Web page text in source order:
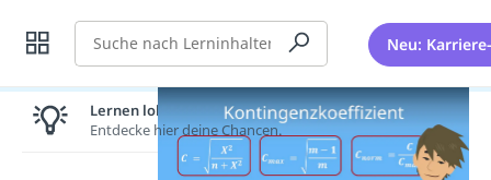
Suche Neu:
Lernen lohnt sich!
Entdecke hier deine Chancen.